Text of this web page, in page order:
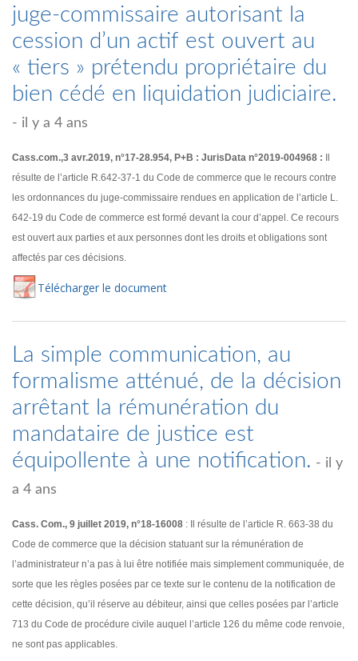
juge-commissaire autorisant la
cession d’un actif est ouvert au
« tiers » prétendu propriétaire du
bien cédé en liquidation judiciaire.
- il y a 4 ans
Cass.com.,3 avr.2019, n°17-28.954, P+B : JurisData n°2019-004968 :
résulte de l’article R.642-37-1 du Code de commerce que le recours contre
les ordonnances du juge-commissaire rendues en application de l’article L.
642-19 du Code de commerce est formé devant la cour d’appel. Ce recours
est ouvert aux parties et aux personnes dont les droits et obligations sont
affectés par ces décisions.
Télécharger le document
La simple communication, au
formalisme atténué, de la décision
arrêtant la rémunération du
mandataire de justice est
équipollente à une notification. - il y
a 4 ans
Cass. Com., 9 juillet 2019, n°18-16008 : Il résulte de l’article R. 663-38 du
Code de commerce que la décision statuant sur la rémunération de
l’administrateur n’a pas à lui être notifiée mais simplement communiquée, de
sorte que les règles posées par ce texte sur le contenu de la notification de
cette décision, qu’il réserve au débiteur, ainsi que celles posées par l’article
713 du Code de procédure civile auquel l’article 126 du même code renvoie,
ne sont pas applicables.